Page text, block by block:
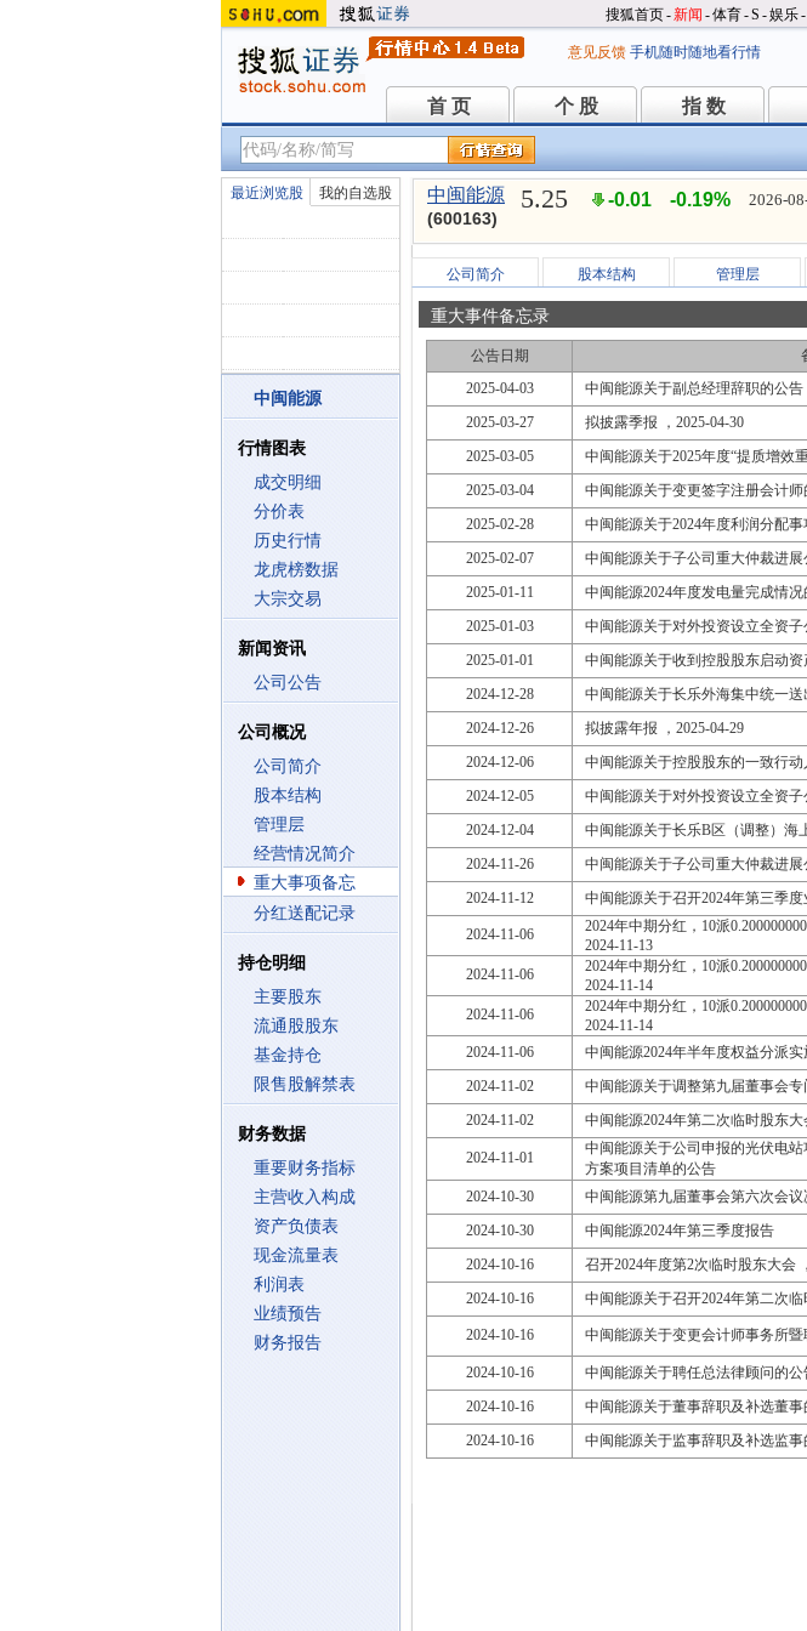
搜狐首页-新闻 -体育-S -娱乐-
意见反馈 手机随时随地看行情
首 页
首 页 个 股
个 股 指 数
指 数
最近浏览股 我的自选股
中闽能源
行情图表
成交明细
分价表
历史行情
龙虎榜数据
大宗交易
新闻资讯
公司公告
公司概况
公司简介
股本结构
管理层
经营情况简介
重大事项备忘
分红送配记录
持仓明细
主要股东
流通股股东
基金持仓
限售股解禁表
财务数据
重要财务指标
主营收入构成
资产负债表
现金流量表
利润表
业绩预告
财务报告
中闽能源
(600163)
5.25 -0.01 -0.19% 2026-
公司简介 股本结构 管理层
重大事件备忘录
公告日期
2025-04-03
中闽能源关于副总经理辞职的公告
2025-03-27
拟披露季报 ，2025-04-30
2025-03-05
中闽能源关于2025年度“提质增效
2025-03-04
中闽能源关于变更签字注册会计师
2025-02-28
中闽能源关于2024年度利润分配
2025-02-07
中闽能源关于子公司重大仲裁进展
2025-01-11
中闽能源2024年度发电量完成情
2025-01-03
中闽能源关于对外投资设立全资
2025-01-01
中闽能源关于收到控股股东启动
2024-12-28
中闽能源关于长乐外海集中统一
2024-12-26
拟披露年报 ，2025-04-29
2024-12-06
中闽能源关于控股股东的一致行
2024-12-05
中闽能源关于对外投资设立全资
2024-12-04
中闽能源关于长乐B区（调整）海
2024-11-26
中闽能源关于子公司重大仲裁进展
2024-11-12
中闽能源关于召开2024年第三季
2024-11-06
2024年中期分红，10派
2024-11-13
2024-11-06
2024年中期分红，10派
2024-11-14
2024-11-06
2024年中期分红，10派
2024-11-14
2024-11-06 中闽能源2024年半年度权益分派
2024-11-02
中闽能源关于调整第九届董事会
2024-11-02
中闽能源2024年第二次临时股东
2024-11-01
中闽能源关于公司申报的光伏电
方案项目清单的公告
2024-10-30 中闽能源第九届董事会第六次会议
2024-10-30
中闽能源2024年第三季度报告
2024-10-16
召开2024年度第2次临时股东大会
2024-10-16
中闽能源关于召开2024年第二次
2024-10-16 中闽能源关于变更会计师事务所
2024-10-16 中闽能源关于聘任总法律顾问的公
2024-10-16
中闽能源关于董事辞职及补选董事
2024-10-16
中闽能源关于监事辞职及补选监事